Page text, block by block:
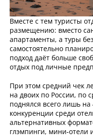
Вместе с тем туристы
размещению: вместо
апартаменты, а туры
самостоятельно
подход даёт больше
отдых под личные
При этом средний чек
на двоих по России, по
поднялся всего лишь на
конкуренции среди
альтернативных
глэмпинги, мини‑отели